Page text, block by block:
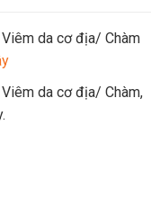
da cơ địa/ Chàm
da cơ địa/ Chàm,